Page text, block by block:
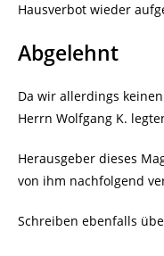
Hausverbot wieder
Abgelehnt
Da wir allerdings
Herrn Wolfgang K.
Herausgeber dieses
von ihm nachfolgend
Schreiben ebenfalls